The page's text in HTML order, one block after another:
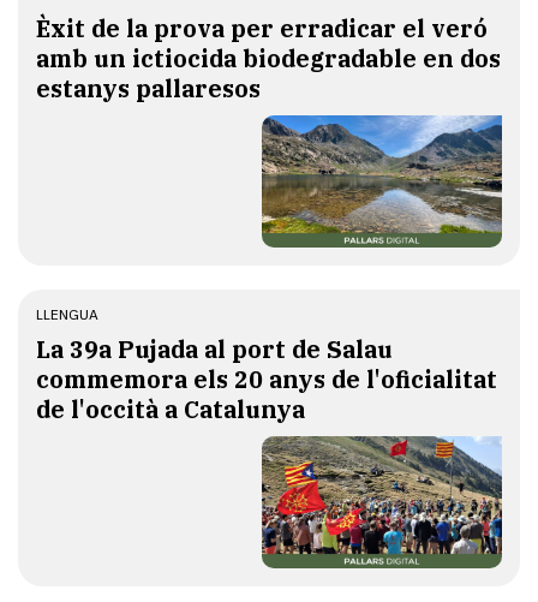
Èxit de la prova per erradicar el veró
amb un ictiocida biodegradable en dos
estanys pallaresos
LLENGUA
​La 39a Pujada al port de Salau
commemora els 20 anys de l'oficialitat
de l'occità a Catalunya